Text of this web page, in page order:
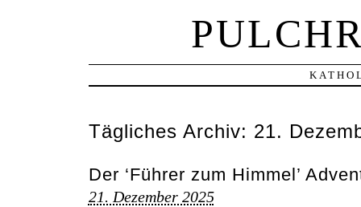
Tägliches Archiv: 21.
Der ‘Führer zum Himmel’
21. Dezember 2025